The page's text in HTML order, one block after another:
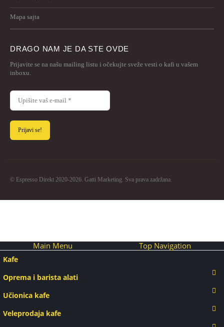
Mapa sajta
DRAGO NAM JE DA STE OVDE
Prijavite se na našu mailing listu i očekujte sveže vesti o kafi u vašem
inboxu.
© Espresso Direkt 2020-2026. Gatti Marketing. Sva prava zadržana.
Main Menu Top Navigation
Kafe
Oprema i barista alati
Učionica kafe
Veleprodaja kafe